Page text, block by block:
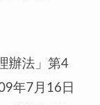
辦法」第4
年7月16日